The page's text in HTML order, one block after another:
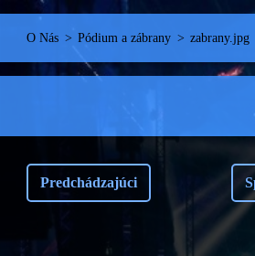
O Nás > Pódium a zábrany > zabrany.jpg
Predchádzajúci